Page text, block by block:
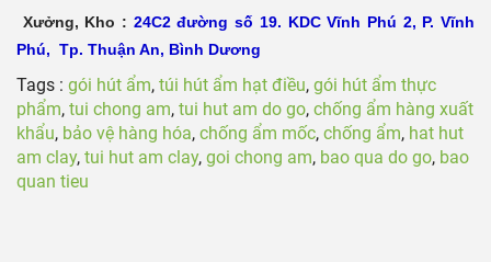
Xưởng, Kho : 24C2 đường số 19. KDC Vĩnh Phú 2, P. Vĩnh
Phú, Tp. Thuận An, Bình Dương
Tags : gói hút ẩm, túi hút ẩm hạt điều, gói hút ẩm thực
phẩm, tui chong am, tui hut am do go, chống ẩm hàng xuất
khẩu, bảo vệ hàng hóa, chống ẩm mốc, chống ẩm, hat hut
am clay, tui hut am clay, goi chong am, bao qua do go, bao
quan tieu